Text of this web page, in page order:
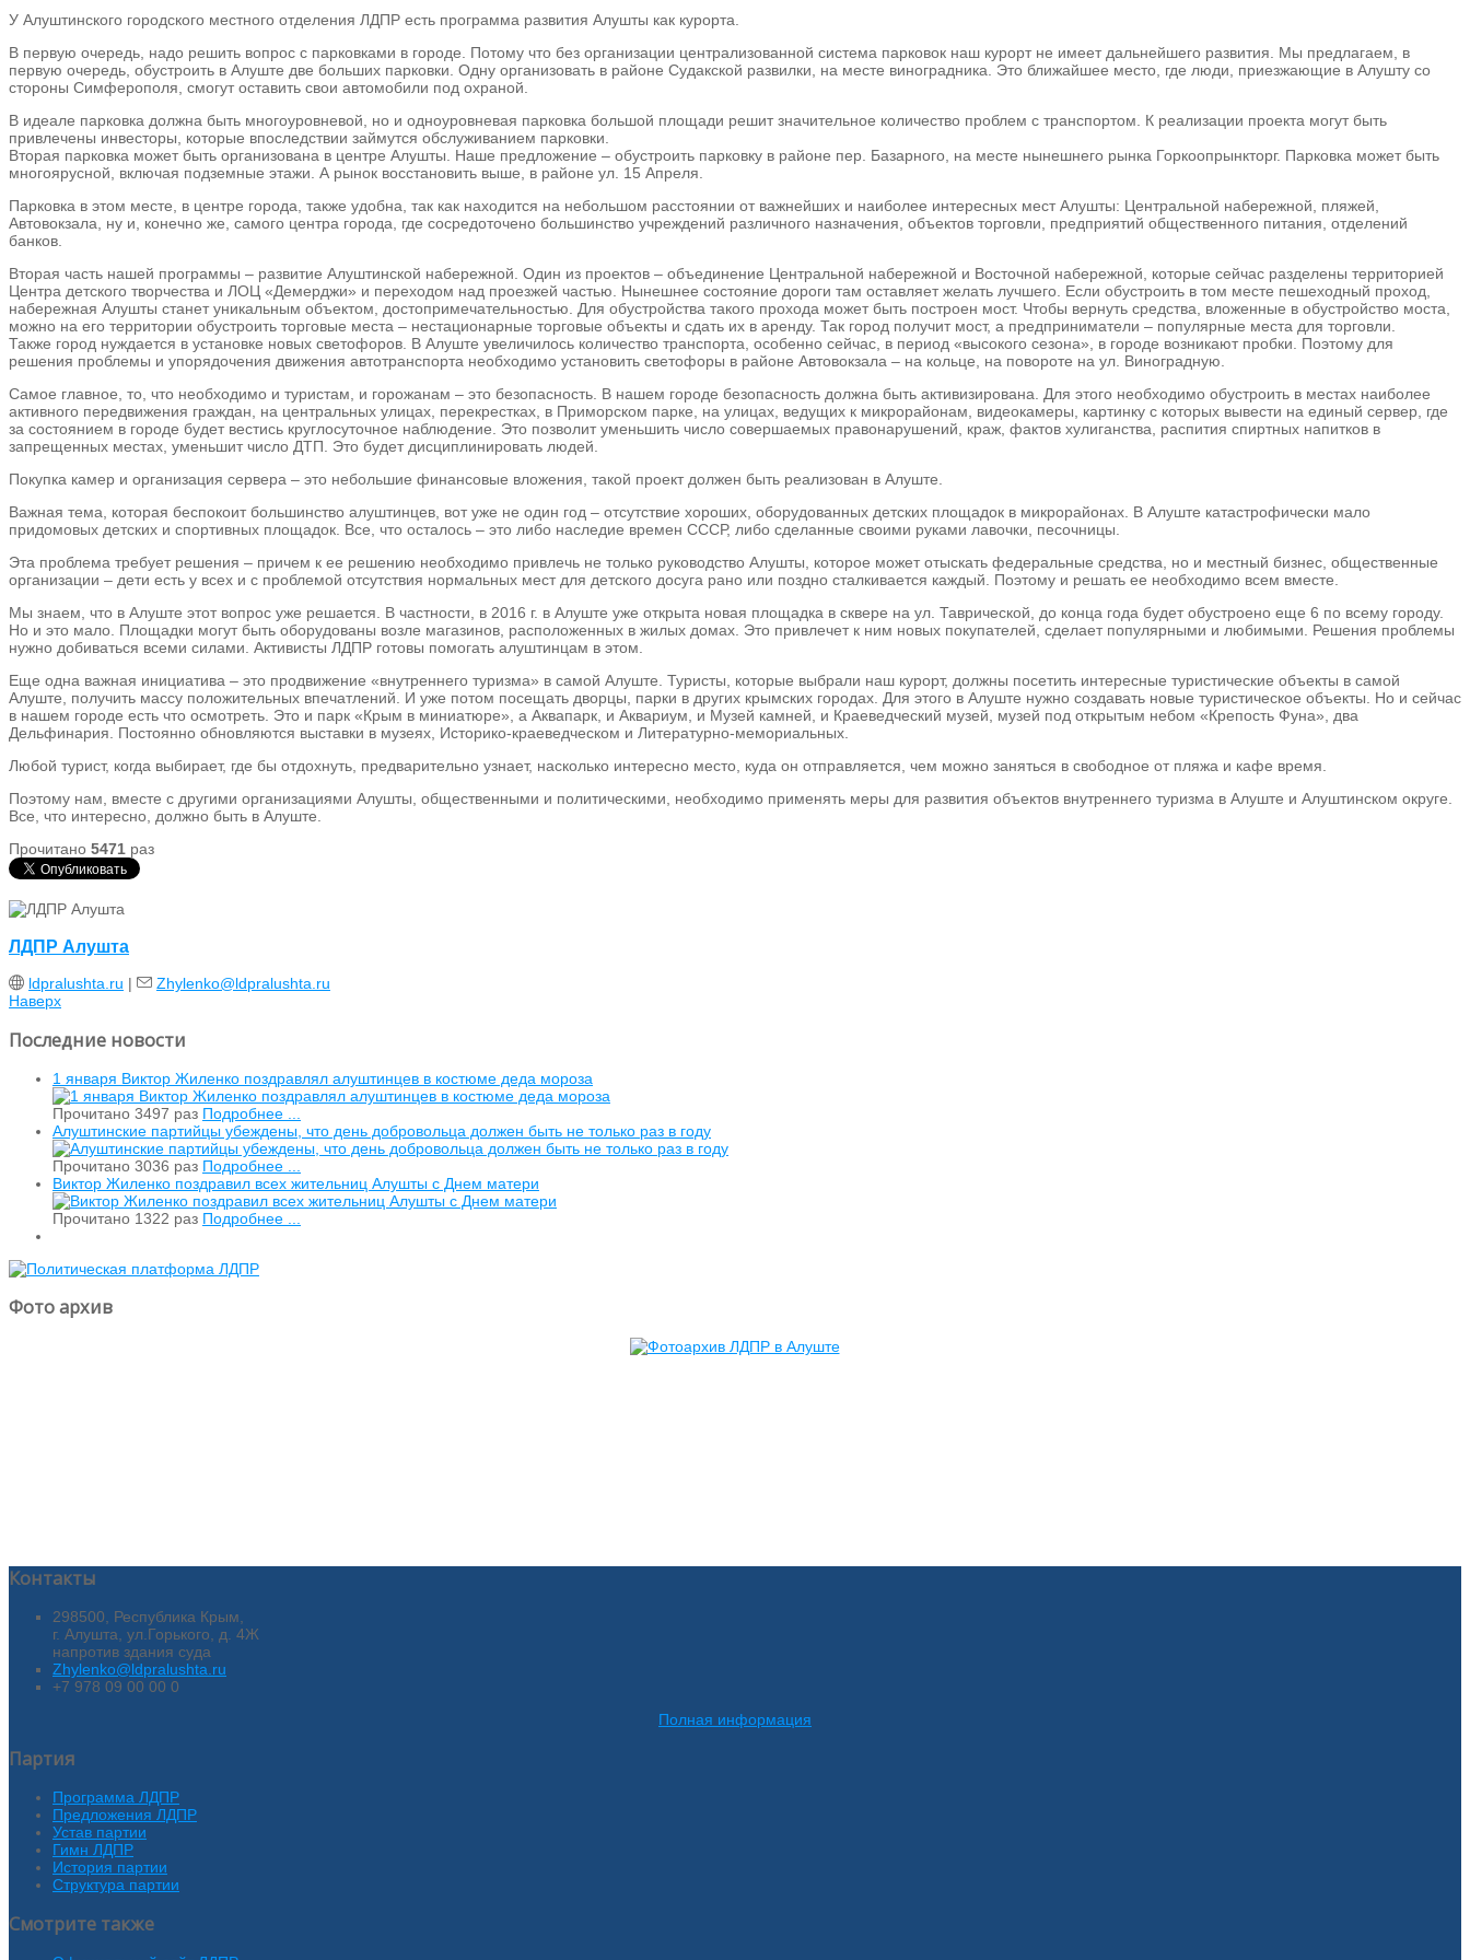
У Алуштинского городского местного отделения ЛДПР есть программа развития Алушты как курорта.
В первую очередь, надо решить вопрос с парковками в городе. Потому что без организации централизованной система парковок наш курорт не имеет дальнейшего развития. Мы предлагаем, в
первую очередь, обустроить в Алуште две больших парковки. Одну организовать в районе Судакской развилки, на месте виноградника. Это ближайшее место, где люди, приезжающие в Алушту со
стороны Симферополя, смогут оставить свои автомобили под охраной.
В идеале парковка должна быть многоуровневой, но и одноуровневая парковка большой площади решит значительное количество проблем с транспортом. К реализации проекта могут быть
привлечены инвесторы, которые впоследствии займутся обслуживанием парковки.
Вторая парковка может быть организована в центре Алушты. Наше предложение – обустроить парковку в районе пер. Базарного, на месте нынешнего рынка Горкоопрынкторг. Парковка может быть
многоярусной, включая подземные этажи. А рынок восстановить выше, в районе ул. 15 Апреля.
Парковка в этом месте, в центре города, также удобна, так как находится на небольшом расстоянии от важнейших и наиболее интересных мест Алушты: Центральной набережной, пляжей,
Автовокзала, ну и, конечно же, самого центра города, где сосредоточено большинство учреждений различного назначения, объектов торговли, предприятий общественного питания, отделений
банков.
Вторая часть нашей программы – развитие Алуштинской набережной. Один из проектов – объединение Центральной набережной и Восточной набережной, которые сейчас разделены территорией
Центра детского творчества и ЛОЦ «Демерджи» и переходом над проезжей частью. Нынешнее состояние дороги там оставляет желать лучшего. Если обустроить в том месте пешеходный проход,
набережная Алушты станет уникальным объектом, достопримечательностью. Для обустройства такого прохода может быть построен мост. Чтобы вернуть средства, вложенные в обустройство моста,
можно на его территории обустроить торговые места – нестационарные торговые объекты и сдать их в аренду. Так город получит мост, а предприниматели – популярные места для торговли.
Также город нуждается в установке новых светофоров. В Алуште увеличилось количество транспорта, особенно сейчас, в период «высокого сезона», в городе возникают пробки. Поэтому для
решения проблемы и упорядочения движения автотранспорта необходимо установить светофоры в районе Автовокзала – на кольце, на повороте на ул. Виноградную.
Самое главное, то, что необходимо и туристам, и горожанам – это безопасность. В нашем городе безопасность должна быть активизирована. Для этого необходимо обустроить в местах наиболее
активного передвижения граждан, на центральных улицах, перекрестках, в Приморском парке, на улицах, ведущих к микрорайонам, видеокамеры, картинку с которых вывести на единый сервер, где
за состоянием в городе будет вестись круглосуточное наблюдение. Это позволит уменьшить число совершаемых правонарушений, краж, фактов хулиганства, распития спиртных напитков в
запрещенных местах, уменьшит число ДТП. Это будет дисциплинировать людей.
Покупка камер и организация сервера – это небольшие финансовые вложения, такой проект должен быть реализован в Алуште.
Важная тема, которая беспокоит большинство алуштинцев, вот уже не один год – отсутствие хороших, оборудованных детских площадок в микрорайонах. В Алуште катастрофически мало
придомовых детских и спортивных площадок. Все, что осталось – это либо наследие времен СССР, либо сделанные своими руками лавочки, песочницы.
Эта проблема требует решения – причем к ее решению необходимо привлечь не только руководство Алушты, которое может отыскать федеральные средства, но и местный бизнес, общественные
организации – дети есть у всех и с проблемой отсутствия нормальных мест для детского досуга рано или поздно сталкивается каждый. Поэтому и решать ее необходимо всем вместе.
Мы знаем, что в Алуште этот вопрос уже решается. В частности, в 2016 г. в Алуште уже открыта новая площадка в сквере на ул. Таврической, до конца года будет обустроено еще 6 по всему городу.
Но и это мало. Площадки могут быть оборудованы возле магазинов, расположенных в жилых домах. Это привлечет к ним новых покупателей, сделает популярными и любимыми. Решения проблемы
нужно добиваться всеми силами. Активисты ЛДПР готовы помогать алуштинцам в этом.
Еще одна важная инициатива – это продвижение «внутреннего туризма» в самой Алуште. Туристы, которые выбрали наш курорт, должны посетить интересные туристические объекты в самой
Алуште, получить массу положительных впечатлений. И уже потом посещать дворцы, парки в других крымских городах. Для этого в Алуште нужно создавать новые туристическое объекты. Но и сейчас
в нашем городе есть что осмотреть. Это и парк «Крым в миниатюре», а Аквапарк, и Аквариум, и Музей камней, и Краеведческий музей, музей под открытым небом «Крепость Фуна», два
Дельфинария. Постоянно обновляются выставки в музеях, Историко-краеведческом и Литературно-мемориальных.
Любой турист, когда выбирает, где бы отдохнуть, предварительно узнает, насколько интересно место, куда он отправляется, чем можно заняться в свободное от пляжа и кафе время.
Поэтому нам, вместе с другими организациями Алушты, общественными и политическими, необходимо применять меры для развития объектов внутреннего туризма в Алуште и Алуштинском округе.
Все, что интересно, должно быть в Алуште.
Прочитано 5471 раз
ЛДПР Алушта
ldpralushta.ru |
Zhylenko@ldpralushta.ru
Наверх
Последние новости
1 января Виктор Жиленко поздравлял алуштинцев в костюме деда мороза
Прочитано 3497 раз Подробнее ...
Алуштинские партийцы убеждены, что день добровольца должен быть не только раз в году
Прочитано 3036 раз Подробнее ...
Виктор Жиленко поздравил всех жительниц Алушты с Днем матери
Прочитано 1322 раз Подробнее ...
Фото архив
Контакты
298500, Республика Крым,
г. Алушта, ул.Горького, д. 4Ж
напротив здания суда
Zhylenko@ldpralushta.ru
+7 978 09 00 00 0
Полная информация
Партия
Программа ЛДПР
Предложения ЛДПР
Устав партии
Гимн ЛДПР
История партии
Структура партии
Смотрите также